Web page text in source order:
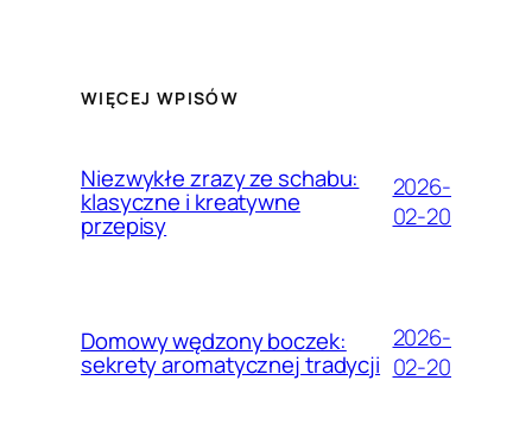
WIĘCEJ WPISÓW
Niezwykłe zrazy ze schabu:
klasyczne i kreatywne
przepisy
2026-
02-20
Domowy wędzony boczek:
sekrety aromatycznej tradycji
2026-
02-20